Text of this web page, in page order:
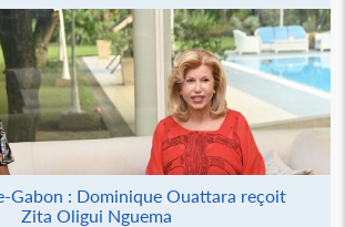
Gabon : Dominique Ouattara reçoit
Zita Oligui Nguema